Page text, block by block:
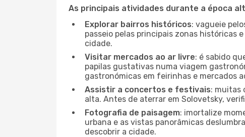
As principais atividades durante a época
Explorar bairros históricos: vagueie
passeio pelas principais zonas históricas
cidade.
Visitar mercados ao ar livre: é sabido
papilas gustativas numa viagem
gastronómicas em feirinhas e mercados
Assistir a concertos e festivais: muitas
alta. Antes de aterrar em Solovetsky,
Fotografia de paisagem: imortalize
urbana e as vistas panorâmicas
descobrir a cidade.